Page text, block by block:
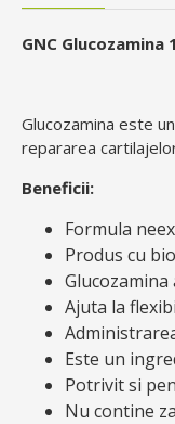
GNC Glucozamina
Glucozamina este
repararea
Beneficii:
Formula
Produs cu
Ajuta la
Este un
Potrivit si
Nu contine